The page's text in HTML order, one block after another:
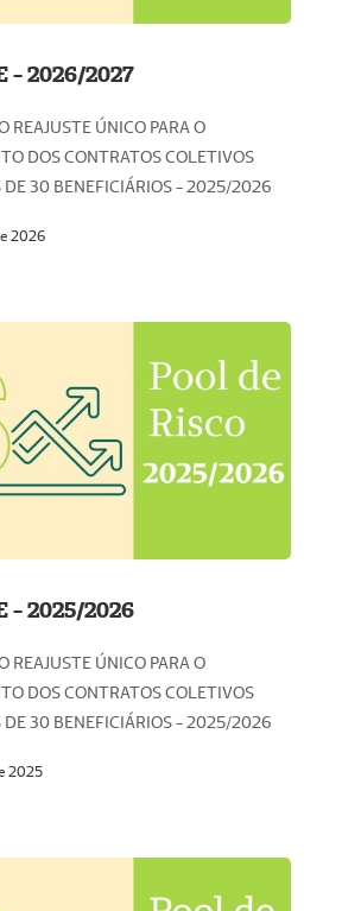
- 2026/2027
REAJUSTE ÚNICO PARA O
DOS CONTRATOS COLETIVOS
30 BENEFICIÁRIOS - 2025/2026
2026
- 2025/2026
REAJUSTE ÚNICO PARA O
DOS CONTRATOS COLETIVOS
30 BENEFICIÁRIOS - 2025/2026
2025